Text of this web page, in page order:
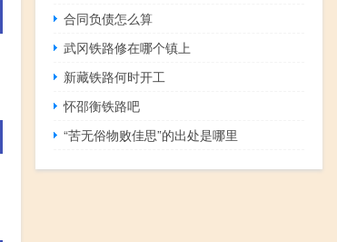
合同负债怎么算
武冈铁路修在哪个镇上
新藏铁路何时开工
怀邵衡铁路吧
“苦无俗物败佳思”的出处是哪里